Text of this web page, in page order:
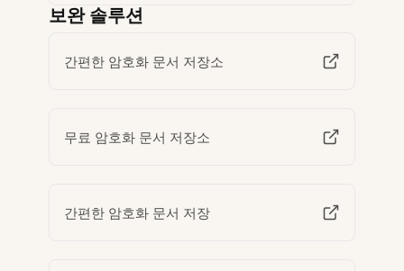
보완 솔루션
간편한 암호화 문서 저장소
무료 암호화 문서 저장소
간편한 암호화 문서 저장